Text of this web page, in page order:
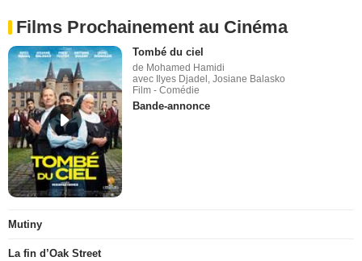
Films Prochainement au Cinéma
Tombé du ciel
de Mohamed Hamidi
avec Ilyes Djadel, Josiane Balasko
Film - Comédie
Bande-annonce
Mutiny
La fin d’Oak Street